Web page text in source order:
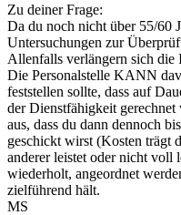
Zu deiner Frage:
Da du noch nicht über 55/60
Untersuchungen zur
Allenfalls verlängern sich die
Die Personalstelle KANN
feststellen sollte, dass auf
der Dienstfähigkeit
aus, dass du dann dennoch
geschickt wirst (Kosten trägt
anderer leistet oder nicht voll
wiederholt, angeordnet
zielführend hält.
MS